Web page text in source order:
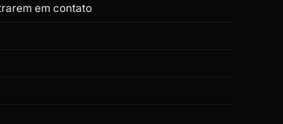
em contato